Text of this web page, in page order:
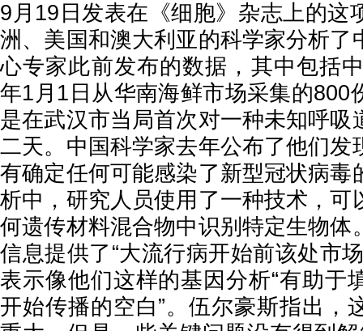
9月19日发表在《细胞》杂志上的这
洲、美国和澳大利亚的科学家分析了
心专家此前发布的数据，其中包括
年1月1日从华南海鲜市场采集的800
是在武汉市当局首次对一种未知呼吸
二天。中国科学家去年公布了他们发
有确定任何可能感染了新型冠状病毒
析中，研究人员使用了一种技术，可
何遗传材料混合物中识别特定生物体
信息提供了“大流行病开始前该处市
表示像他们这样的基因分析“有助于
开始传播的空白”。伍尔豪斯指出，